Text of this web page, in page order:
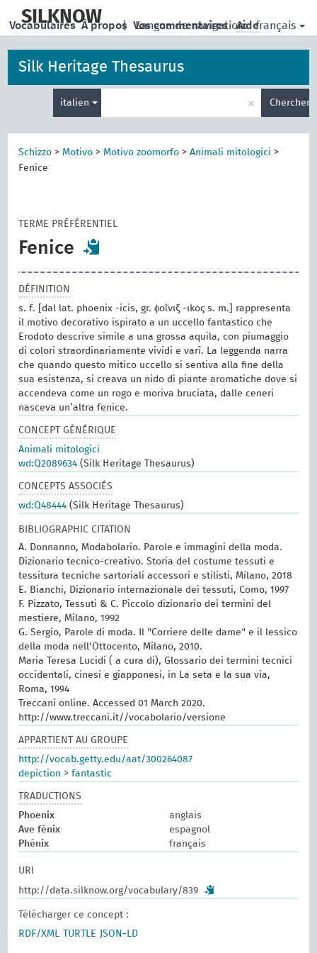
main
SILKNOW | Langue de navigation: français
Vocabulaires À propos Vos commentaires Aide
Silk Heritage Thesaurus
italien
de
recherche
× Chercher
Schizzo > Motivo > Motivo zoomorfo >Animali mitologici >
Fenice
TERME PRÉFÉRENTIEL
Fenice
DÉFINITION
s. f. [dal lat. phoenix -icis, gr. ϕοῖνιξ -ικος s. m.] rappresenta
il motivo decorativo ispirato a un uccello fantastico che
Erodoto descrive simile a una grossa aquila, con piumaggio
di colori straordinariamente vividi e varî. La leggenda narra
che quando questo mitico uccello si sentiva alla fine della
sua esistenza, si creava un nido di piante aromatiche dove si
accendeva come un rogo e moriva bruciata, dalle ceneri
nasceva un’altra fenice.
CONCEPT GÉNÉRIQUE
Animali mitologici
wd:Q2089634 (Silk Heritage Thesaurus)
CONCEPTS ASSOCIÉS
wd:Q48444 (Silk Heritage Thesaurus)
BIBLIOGRAPHIC CITATION
A. Donnanno, Modabolario. Parole e immagini della moda.
Dizionario tecnico-creativo. Storia del costume tessuti e
tessitura tecniche sartoriali accessori e stilisti, Milano, 2018
E. Bianchi, Dizionario internazionale dei tessuti, Como, 1997
F. Pizzato, Tessuti & C. Piccolo dizionario dei termini del
mestiere, Milano, 1992
G. Sergio, Parole di moda. Il "Corriere delle dame" e il lessico
della moda nell'Ottocento, Milano, 2010.
Maria Teresa Lucidi ( a cura di), Glossario dei termini tecnici
occidentali, cinesi e giapponesi, in La seta e la sua via,
Roma, 1994
Treccani online. Accessed 01 March 2020.
http://www.treccani.it//vocabolario/versione
APPARTIENT AU GROUPE
http://vocab.getty.edu/aat/300264087
depiction >fantastic
TRADUCTIONS
Phoenix
anglais
Ave fénix
espagnol
Phénix
français
URI
http://data.silknow.org/vocabulary/839
Télécharger ce concept :
RDF/XML
TURTLE JSON-LD